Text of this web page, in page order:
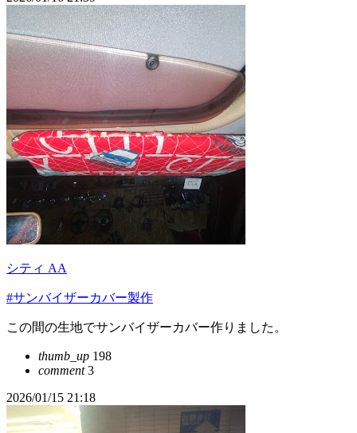
シティ AA
#サンバイザーカバー製作
この間の生地でサンバイザーカバー作りました。
thumb_up 198
comment3
2026/01/15 21:18